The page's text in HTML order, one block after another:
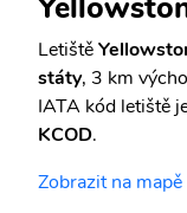
Letiště
státy, 3 km
IATA kód letiště
KCOD.
Zobrazit na mapě